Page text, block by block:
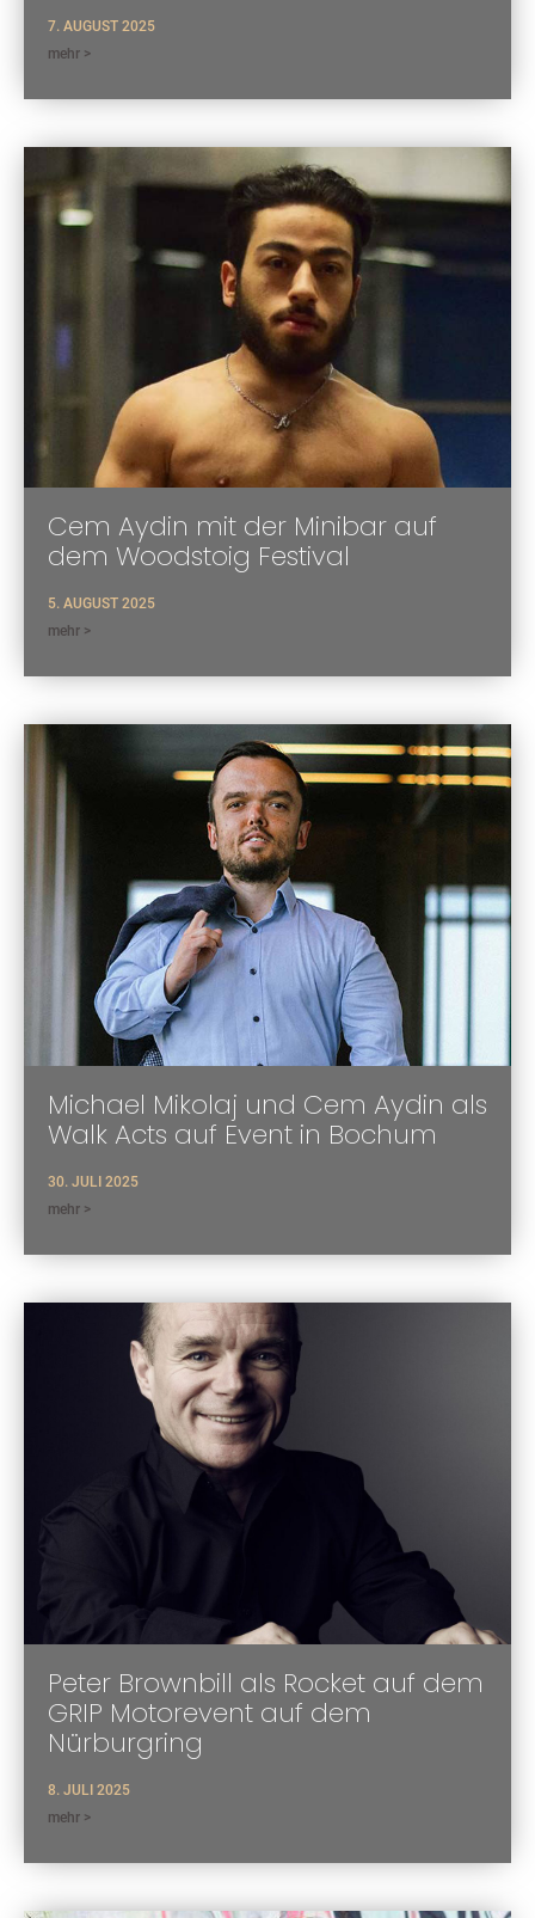
7. AUGUST 2025
mehr >
Cem Aydin mit der Minibar auf
dem Woodstoig Festival
5. AUGUST 2025
mehr >
Michael Mikolaj und Cem Aydin als
Walk Acts auf Event in Bochum
30. JULI 2025
mehr >
Peter Brownbill als Rocket auf dem
GRIP Motorevent auf dem
Nürburgring
8. JULI 2025
mehr >